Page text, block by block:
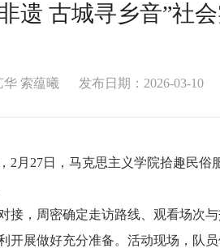
遗 古城寻乡音”社
索蕴曦 发布日期：2026-03-10
27日，马克思主义学院拾趣民俗
，周密确定走访路线、观看场次与
展做好充分准备。活动现场，队员